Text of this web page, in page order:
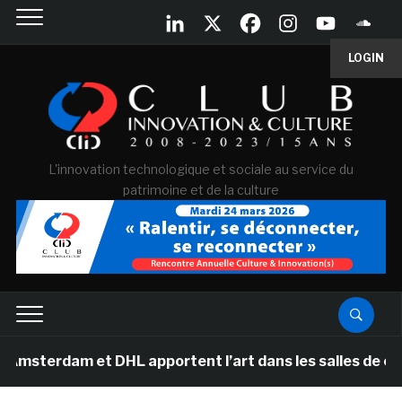
LOGIN
L'innovation technologique et sociale au service du
patrimoine et de la culture
et DHL apportent l’art dans les salles de classe